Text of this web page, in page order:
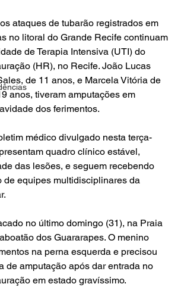
ataques de tubarão registrados em
no litoral do Grande Recife continuam
de Terapia Intensiva (UTI) do
(HR), no Recife. João Lucas
de 11 anos, e Marcela Vitória de
anos, tiveram amputações em
dos ferimentos.
médico divulgado nesta terça-
quadro clínico estável,
das lesões, e seguem recebendo
de equipes multidisciplinares da
no último domingo (31), na Praia
dos Guararapes. O menino
na perna esquerda e precisou
de amputação após dar entrada no
em estado gravíssimo.